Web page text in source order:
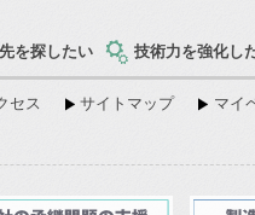
を探したい 技術力を強化し
セス サイトマップ マイ